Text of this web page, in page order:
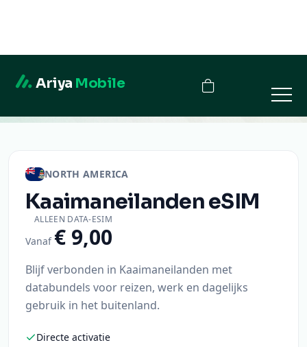
Kaaimaneilanden
NORTH AMERICA
KaaimaneilandeneSIM
ALLEEN DATA-ESIM
Vanaf € 9,00
Blijf verbonden in Kaaimaneilanden met
databundels voor reizen, werk en dagelijks
gebruik in het buitenland.
Directe activatie